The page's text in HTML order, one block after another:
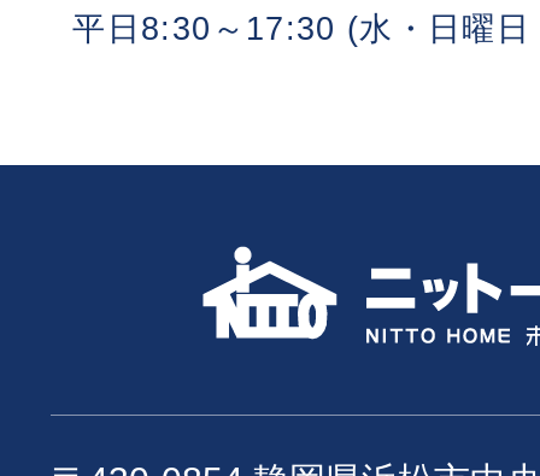
平日8:30～17:30 (水・日曜